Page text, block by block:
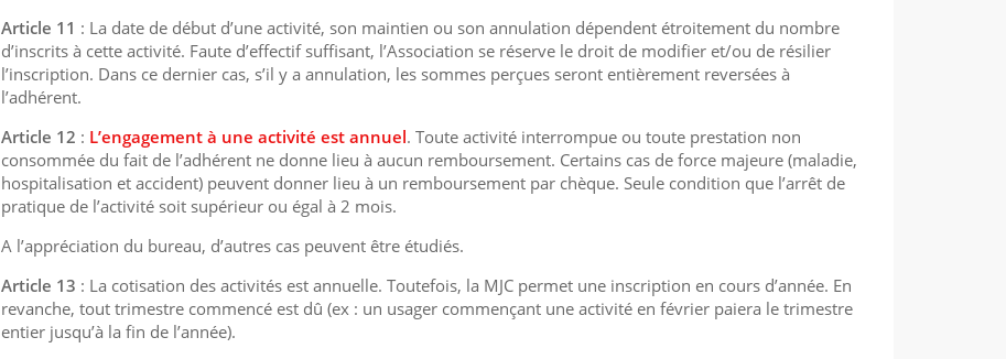
Article 11 : La date de début d’une activité, son maintien ou son annulation dépendent étroitement du nombre
d’inscrits à cette activité. Faute d’effectif suffisant, l’Association se réserve le droit de modifier et/ou de résilier
l’inscription. Dans ce dernier cas, s’il y a annulation, les sommes perçues seront entièrement reversées à
l’adhérent.
Article 12 : L’engagement à une activité est annuel. Toute activité interrompue ou toute prestation non
consommée du fait de l’adhérent ne donne lieu à aucun remboursement. Certains cas de force majeure (maladie,
hospitalisation et accident) peuvent donner lieu à un remboursement par chèque. Seule condition que l’arrêt de
pratique de l’activité soit supérieur ou égal à 2 mois.
A l’appréciation du bureau, d’autres cas peuvent être étudiés.
Article 13 : La cotisation des activités est annuelle. Toutefois, la MJC permet une inscription en cours d’année. En
revanche, tout trimestre commencé est dû (ex : un usager commençant une activité en février paiera le trimestre
entier jusqu’à la fin de l’année).